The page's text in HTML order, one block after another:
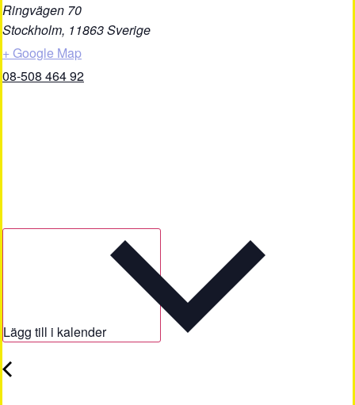
Ringvägen 70
Stockholm, 11863Sverige
+ Google Map
08-508 464 92
Lägg till i kalender